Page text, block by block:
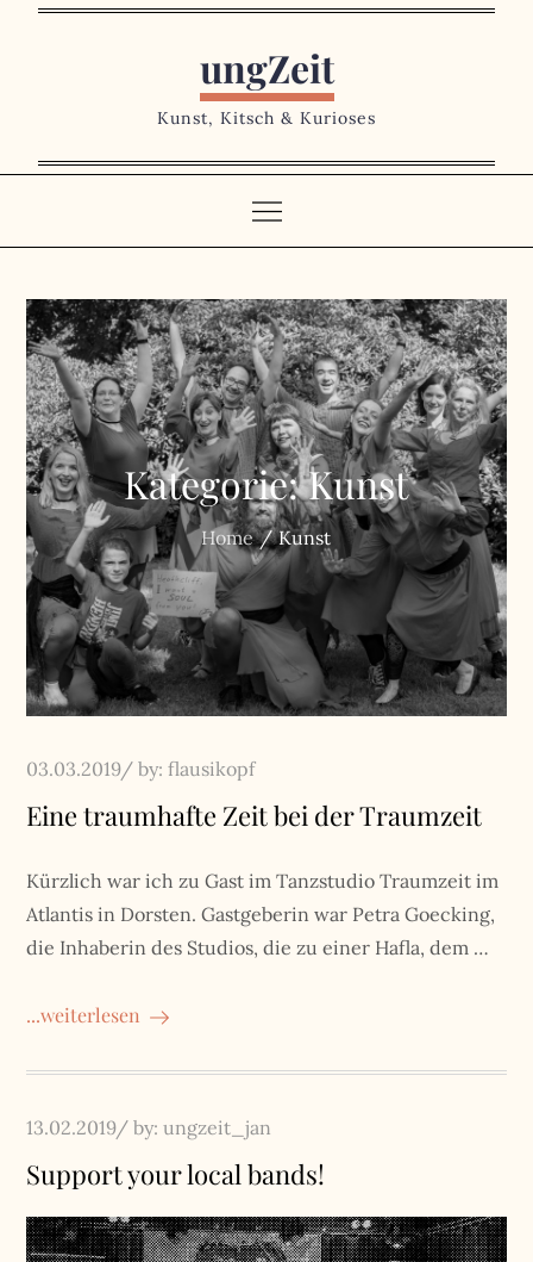
ungZeit
Kunst, Kitsch & Kurioses
Kategorie:Kunst
Home Kunst
Posted
on
03.03.2019 by:flausikopf
Eine traumhafte Zeit bei der Traumzeit
Kürzlich war ich zu Gast im Tanzstudio Traumzeit im
Atlantis in Dorsten. Gastgeberin war Petra Goecking,
die Inhaberin des Studios, die zu einer Hafla, dem …
...weiterlesen
Posted
on
13.02.2019 by:ungzeit_jan
Support your local bands!